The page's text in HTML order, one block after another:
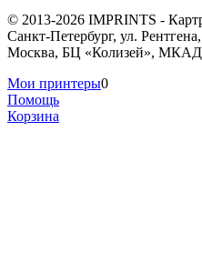
© 2013-2026 IMPRINTS -
Санкт-Петербург, ул.
Москва, БЦ «Колизей»,
Мои принтеры0
Помощь
Корзина